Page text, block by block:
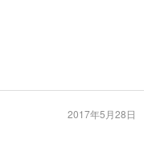
2017年5月28日